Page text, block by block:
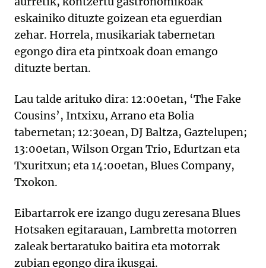
eskainiko dituzte goizean eta eguerdian
zehar. Horrela, musikariak tabernetan
egongo dira eta pintxoak doan emango
dituzte bertan.
Lau talde arituko dira: 12:00etan, ‘The Fake
Cousins’, Intxixu, Arrano eta Bolia
tabernetan; 12:30ean, DJ Baltza, Gaztelupen;
13:00etan, Wilson Organ Trio, Edurtzan eta
Txuritxun; eta 14:00etan, Blues Company,
Txokon.
Eibartarrok ere izango dugu zeresana Blues
Hotsaken egitarauan, Lambretta motorren
zaleak bertaratuko baitira eta motorrak
zubian egongo dira ikusgai.